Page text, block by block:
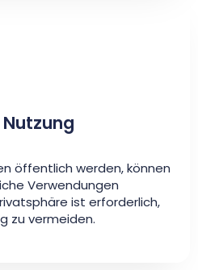
öffentlich werden, können
Verwendungen
ist erforderlich,
zu vermeiden.